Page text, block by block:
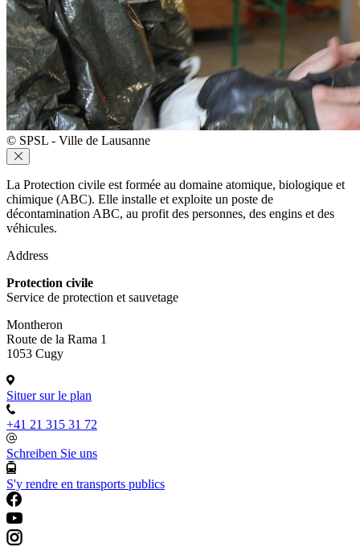
© SPSL - Ville de Lausanne
La Protection civile est formée au domaine atomique, biologique et
chimique (ABC). Elle installe et exploite un poste de
décontamination ABC, au profit des personnes, des engins et des
véhicules.
Address
Protection civile
Service de protection et sauvetage
Montheron
Route de la Rama 1
1053 Cugy
Situer sur le plan
+41 21 315 31 72
Schreiben Sie uns
S'y rendre en transports publics